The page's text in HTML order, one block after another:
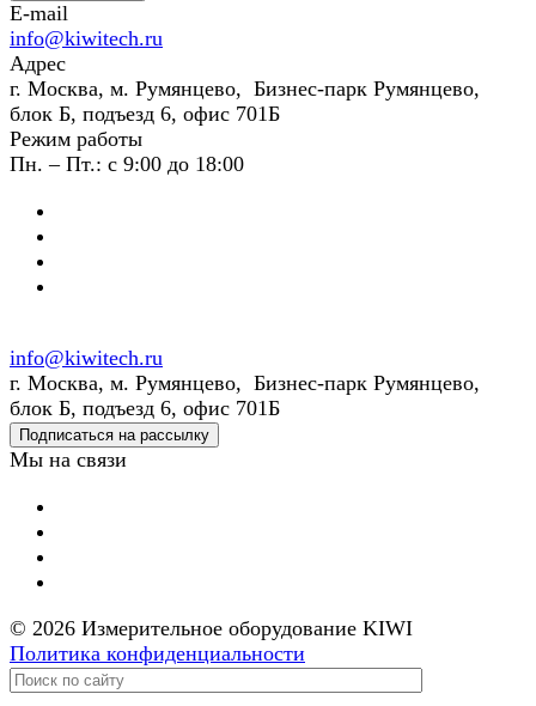
E-mail
info@kiwitech.ru
Адрес
г. Москва, м. Румянцево, Бизнес-парк Румянцево,
блок Б, подъезд 6, офис 701Б
Режим работы
Пн. – Пт.: с 9:00 до 18:00
info@kiwitech.ru
г. Москва, м. Румянцево, Бизнес-парк Румянцево,
блок Б, подъезд 6, офис 701Б
Подписаться на рассылку
Мы на связи
© 2026 Измерительное оборудование KIWI
Политика конфиденциальности